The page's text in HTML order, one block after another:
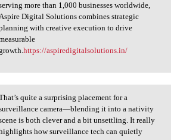
more than 1,000 businesses worldwide,
Digital Solutions combines strategic
with creative execution to drive
https://aspiredigitalsolutions.in/
quite a surprising
quite a surprising placement for a
camera—blending it into a nativity
is both clever and a bit unsettling. It really
how surveillance tech can quietly